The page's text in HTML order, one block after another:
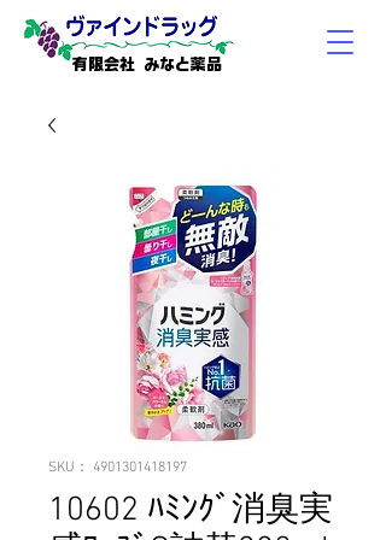
有限会社 みなと薬品
SKU： 4901301418197
10602 ﾊﾐﾝｸﾞ消臭実